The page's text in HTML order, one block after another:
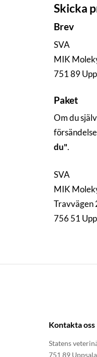
Skicka
Brev
SVA
MIK
751 89
Paket
Om du
du".
SVA
MIK
Travvägen
756 51
Kontakta oss
Statens
751 89 Uppsala